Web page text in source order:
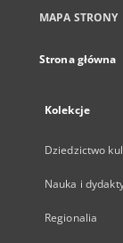
MAPA STRONY
Strona główna
Kolekcje
Dziedzictwo
Nauka i
Regionalia